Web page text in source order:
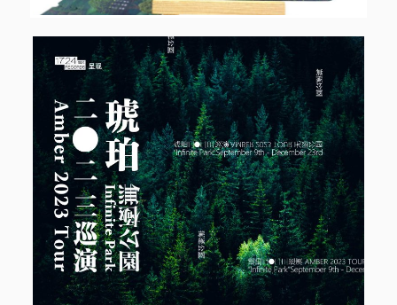
1724唱片
联系
牛磊，1724唱片
电话/微信 18513744683
邮件 info@1724records.com
欢迎演出、音乐授权等合作
添加请说明来意并提供姓名和所属机构名称。
Stream